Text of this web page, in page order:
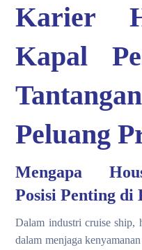
Karier
Kapal
Peluang
Mengapa
Posisi Penting di
Dalam industri cruise ship,
dalam menjaga